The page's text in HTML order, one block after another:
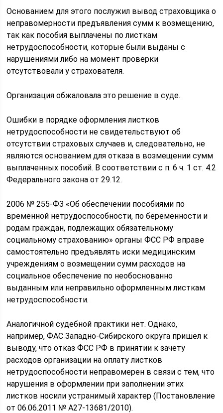
Основанием для этого послужил вывод страховщика о
неправомерности предъявления сумм к возмещению,
так как пособия выплачены по листкам
нетрудоспособности, которые были выданы с
нарушениями либо на момент проверки
отсутствовали у страхователя.
Организация обжаловала это решение в суде.
Ошибки в порядке оформления листков
нетрудоспособности не свидетельствуют об
отсутствии страховых случаев и, следовательно, не
являются основанием для отказа в возмещении сумм
выплаченных пособий. В соответствии с п. 6 ч. 1 ст. 4.2
Федерального закона от 29.12.
2006 № 255-ФЗ «Об обеспечении пособиями по
временной нетрудоспособности, по беременности и
родам граждан, подлежащих обязательному
социальному страхованию» органы ФСС РФ вправе
самостоятельно предъявлять иски медицинским
учреждениям о возмещении сумм расходов на
социальное обеспечение по необоснованно
выданным или неправильно оформленным листкам
нетрудоспособности.
Аналогичной судебной практики нет. Однако,
например, ФАС Западно-Сибирского округа пришел к
выводу, что отказ ФСС РФ в принятии к зачету
расходов организации на оплату листков
нетрудоспособности неправомерен в связи с тем, что
нарушения в оформлении при заполнении этих
листков носили устранимый характер (Постановление
от 06.06.2011 № А27-13681/2010).